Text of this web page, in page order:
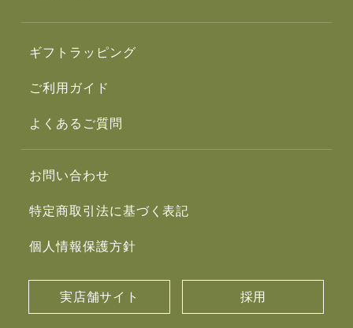
ギフトラッピング
ご利用ガイド
よくあるご質問
お問い合わせ
特定商取引法に基づく表記
個人情報保護方針
実店舗サイト 採用